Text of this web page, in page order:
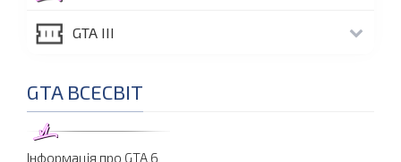
GTA III
GTA ВСЕСВІТ
Інформація про GTA 6